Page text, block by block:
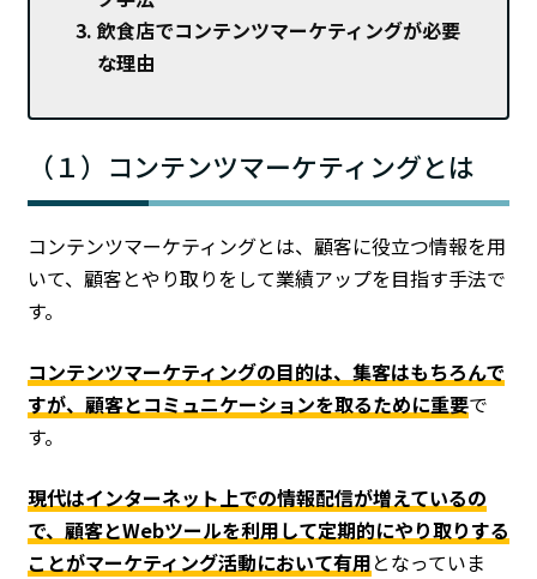
飲食店でコンテンツマーケティングが必要
な理由
（１）コンテンツマーケティングとは
コンテンツマーケティングとは、顧客に役立つ情報を用
いて、顧客とやり取りをして業績アップを目指す手法で
す。
コンテンツマーケティングの目的は、集客はもちろんで
すが、顧客とコミュニケーションを取るために重要で
す。
現代はインターネット上での情報配信が増えているの
で、顧客とWebツールを利用して定期的にやり取りする
ことがマーケティング活動において有用となっていま